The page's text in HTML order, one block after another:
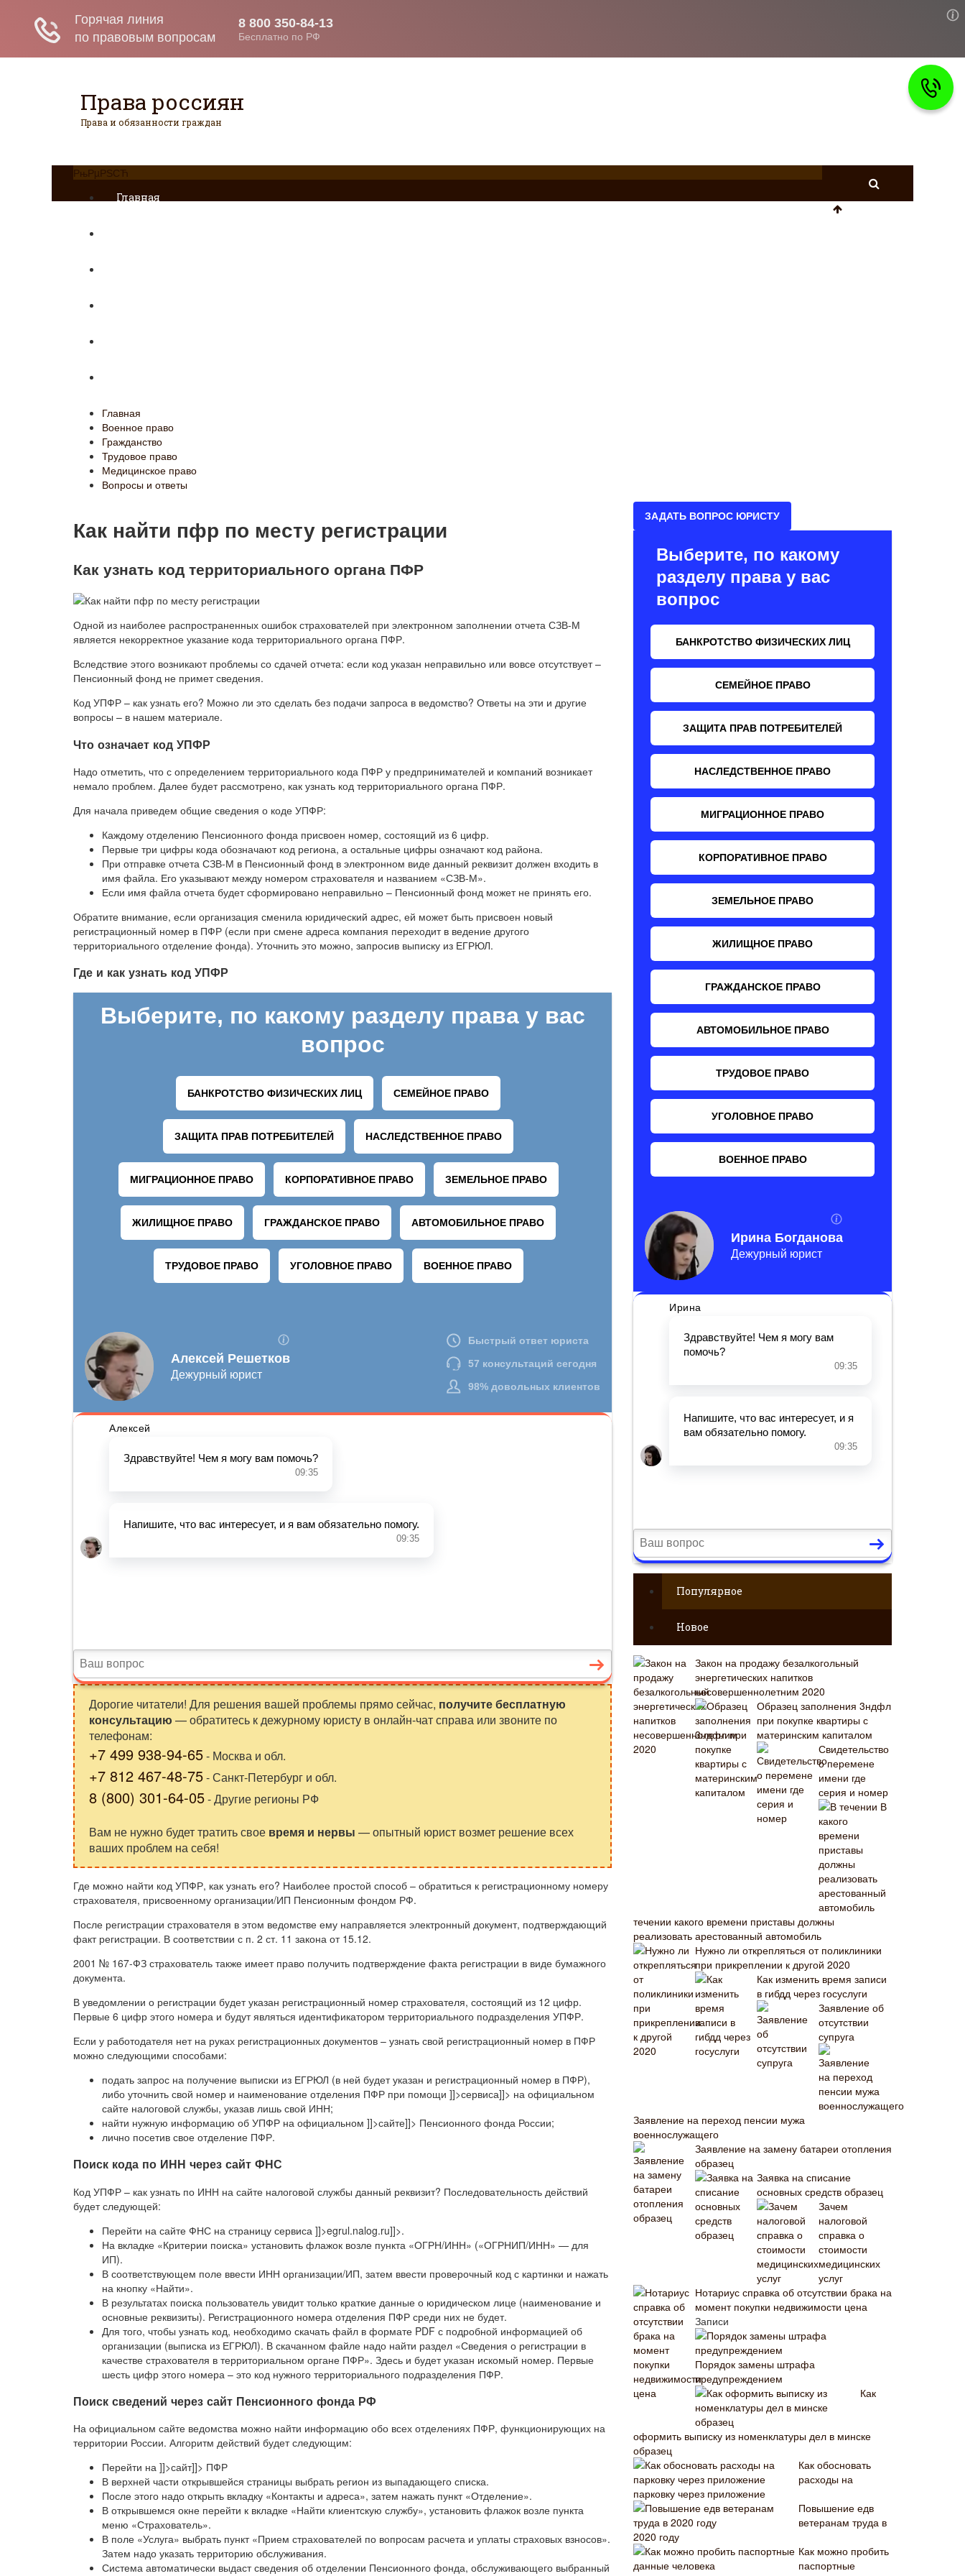
Права россиян
Права и обязанности граждан
РњРµРЅСЋ
Главная
Главная
Военное право
Гражданство
Трудовое право
Медицинское право
Вопросы и ответы
Как найти пфр по месту регистрации
Как узнать код территориального органа ПФР
Одной из наиболее распространенных ошибок страхователей при электронном заполнении отчета СЗВ-М
является некорректное указание кода территориального органа ПФР.
Вследствие этого возникают проблемы со сдачей отчета: если код указан неправильно или вовсе отсутствует –
Пенсионный фонд не примет сведения.
Код УПФР – как узнать его? Можно ли это сделать без подачи запроса в ведомство? Ответы на эти и другие
вопросы – в нашем материале.
Что означает код УПФР
Надо отметить, что с определением территориального кода ПФР у предпринимателей и компаний возникает
немало проблем. Далее будет рассмотрено, как узнать код территориального органа ПФР.
Для начала приведем общие сведения о коде УПФР:
Каждому отделению Пенсионного фонда присвоен номер, состоящий из 6 цифр.
Первые три цифры кода обозначают код региона, а остальные цифры означают код района.
При отправке отчета СЗВ-М в Пенсионный фонд в электронном виде данный реквизит должен входить в
имя файла. Его указывают между номером страхователя и названием «СЗВ-М».
Если имя файла отчета будет сформировано неправильно – Пенсионный фонд может не принять его.
Обратите внимание, если организация сменила юридический адрес, ей может быть присвоен новый
регистрационный номер в ПФР (если при смене адреса компания переходит в ведение другого
территориального отделение фонда). Уточнить это можно, запросив выписку из ЕГРЮЛ.
Где и как узнать код УПФР
Дорогие читатели! Для решения вашей проблемы прямо сейчас, получите бесплатную
консультацию — обратитесь к дежурному юристу в онлайн-чат справа или звоните по
телефонам:
+7 499 938-94-65- Москва и обл.
+7 812 467-48-75- Санкт-Петербург и обл.
8 (800) 301-64-05- Другие регионы РФ
Вам не нужно будет тратить свое время и нервы — опытный юрист возмет решение всех
ваших проблем на себя!
Где можно найти код УПФР, как узнать его? Наиболее простой способ – обратиться к регистрационному номеру
страхователя, присвоенному организации/ИП Пенсионным фондом РФ.
После регистрации страхователя в этом ведомстве ему направляется электронный документ, подтверждающий
факт регистрации. В соответствии с п. 2 ст. 11 закона от 15.12.
2001 № 167-ФЗ страхователь также имеет право получить подтверждение факта регистрации в виде бумажного
документа.
В уведомлении о регистрации будет указан регистрационный номер страхователя, состоящий из 12 цифр.
Первые 6 цифр этого номера и будут являться идентификатором территориального подразделения УПФР.
Если у работодателя нет на руках регистрационных документов – узнать свой регистрационный номер в ПФР
можно следующими способами:
подать запрос на получение выписки из ЕГРЮЛ (в ней будет указан и регистрационный номер в ПФР),
либо уточнить свой номер и наименование отделения ПФР при помощи ]]>сервиса]]> на официальном
сайте налоговой службы, указав лишь свой ИНН;
найти нужную информацию об УПФР на официальном ]]>сайте]]> Пенсионного фонда России;
лично посетив свое отделение ПФР.
Поиск кода по ИНН через сайт ФНС
Код УПФР – как узнать по ИНН на сайте налоговой службы данный реквизит? Последовательность действий
будет следующей:
Перейти на сайте ФНС на страницу сервиса ]]>egrul.nalog.ru]]>.
На вкладке «Критерии поиска» установить флажок возле пункта «ОГРН/ИНН» («ОГРНИП/ИНН» — для
ИП).
В соответствующем поле ввести ИНН организации/ИП, затем ввести проверочный код с картинки и нажать
на кнопку «Найти».
В результатах поиска пользователь увидит только краткие данные о юридическом лице (наименование и
основные реквизиты). Регистрационного номера отделения ПФР среди них не будет.
Для того, чтобы узнать код, необходимо скачать файл в формате PDF с подробной информацией об
организации (выписка из ЕГРЮЛ). В скачанном файле надо найти раздел «Сведения о регистрации в
качестве страхователя в территориальном органе ПФР». Здесь и будет указан искомый номер. Первые
шесть цифр этого номера – это код нужного территориального подразделения ПФР.
Поиск сведений через сайт Пенсионного фонда РФ
На официальном сайте ведомства можно найти информацию обо всех отделениях ПФР, функционирующих на
территории России. Алгоритм действий будет следующим:
Перейти на ]]>сайт]]> ПФР
В верхней части открывшейся страницы выбрать регион из выпадающего списка.
После этого надо открыть вкладку «Контакты и адреса», затем нажать пункт «Отделение».
В открывшемся окне перейти к вкладке «Найти клиентскую службу», установить флажок возле пункта
меню «Страхователь».
В поле «Услуга» выбрать пункт «Прием страхователей по вопросам расчета и уплаты страховых взносов».
Затем надо указать территорию обслуживания.
Система автоматически выдаст сведения об отделении Пенсионного фонда, обслуживающего выбранный
Популярное
Новое
Закон на продажу безалкогольный
энергетических напитков
несовершеннолетним 2020
Образец заполнения 3ндфл
при покупке квартиры с
материнским капиталом
Свидетельство
о перемене
имени где
серия и номер
В
течении какого времени приставы должны
реализовать арестованный автомобиль
Нужно ли открепляться от поликлиники
при прикреплении к другой 2020
Как изменить время записи
в гибдд через госуслуги
Заявление об
отсутствии
супруга
Заявление на переход пенсии мужа
военнослужащего
Заявление на замену батареи отопления
образец
Заявка на списание
основных средств образец
Зачем
налоговой
справка о
стоимости
медицинских
услуг
Нотариус справка об отсутствии брака на
момент покупки недвижимости цена
Записи
Порядок замены штрафа
предупреждением
Как
оформить выписку из номенклатуры дел в минске
образец
Как обосновать
расходы на
парковку через приложение
Повышение едв
ветеранам труда в
2020 году
Как можно пробить
паспортные